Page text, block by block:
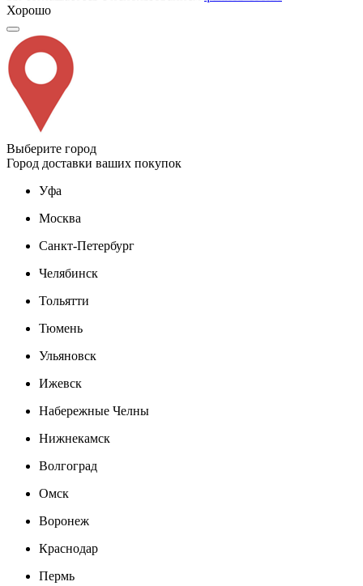
Хорошо
Выберите город
Город доставки ваших покупок
Уфа
Москва
Санкт-Петербург
Челябинск
Тольятти
Тюмень
Ульяновск
Ижевск
Набережные Челны
Нижнекамск
Волгоград
Омск
Воронеж
Краснодар
Пермь